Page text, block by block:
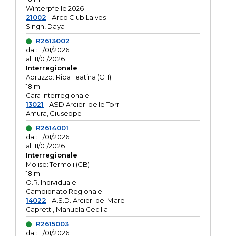
Winterpfeile 2026
21002 - Arco Club Laives
Singh, Daya
R2613002
dal: 11/01/2026
al: 11/01/2026
Interregionale
Abruzzo: Ripa Teatina (CH)
18 m
Gara Interregionale
13021 - ASD Arcieri delle Torri
Amura, Giuseppe
R2614001
dal: 11/01/2026
al: 11/01/2026
Interregionale
Molise: Termoli (CB)
18 m
O.R. Individuale
Campionato Regionale
14022 - A.S.D. Arcieri del Mare
Capretti, Manuela Cecilia
R2615003
dal: 11/01/2026